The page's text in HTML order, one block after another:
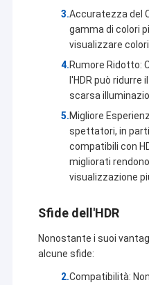
Accuratezza del
gamma di colori
visualizzare
Rumore Ridotto:
l'HDR può ridurre
scarsa
Migliore
spettatori, in
compatibili con
migliorati
visualizzazione
Sfide dell'HDR
Nonostante i suoi
alcune sfide:
Compatibilità: